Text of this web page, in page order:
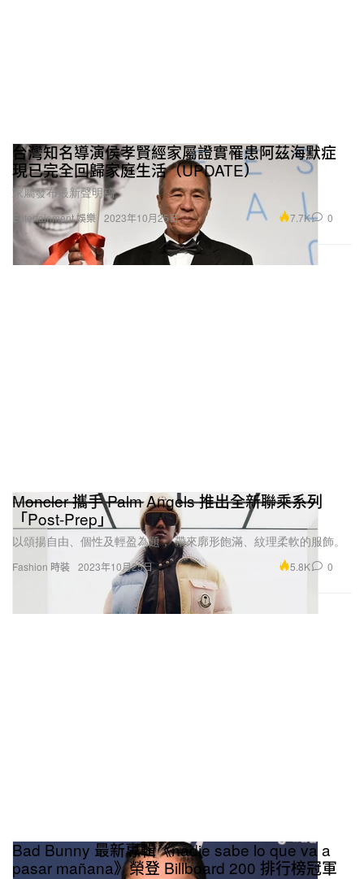
Entertainment 娛樂
台灣知名導演侯孝賢經家屬證實罹患阿茲海默症
現已完全回歸家庭生活（UPDATE）
家屬發布最新聲明稿。
2023年10月25日 7.7K 0
Fashion 時裝
Moncler 攜手 Palm Angels 推出全新聯乘系列
「Post-Prep」
以頌揚自由、個性及輕盈為題， 帶來廓形飽滿、紋理柔軟的服飾。
2023年10月25日 5.8K 0
Bad Bunny 最新專輯《nadie sabe lo que va a
pasar mañana》榮登 Billboard 200 排行榜冠軍